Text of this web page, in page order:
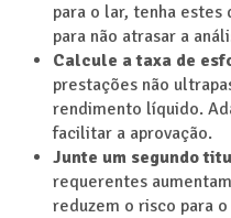
para o lar, tenha
para não atrasar a
Calcule a taxa de
prestações não
rendimento líquido.
facilitar a aprovação.
Junte um segundo
requerentes
reduzem o risco para